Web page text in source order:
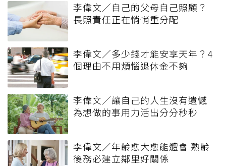
李偉文／自己的父母自己照顧？
長照責任正在悄悄重分配
李偉文／多少錢才能安享天年？4
個理由不用煩惱退休金不夠
李偉文／讓自己的人生沒有遺憾
為想做的事用力活出分分秒秒
李偉文／年齡愈大愈能體會 熟齡
後務必建立鄰里好關係